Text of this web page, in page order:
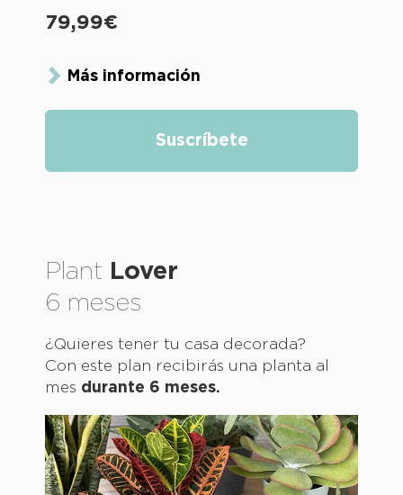
79,99€
Más información
Suscríbete
Plant Lover
6 meses
¿Quieres tener tu casa decorada?
Con este plan recibirás una planta al
mes durante 6 meses.